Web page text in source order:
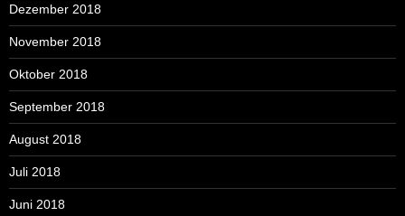
Dezember 2018
November 2018
Oktober 2018
September 2018
August 2018
Juli 2018
Juni 2018